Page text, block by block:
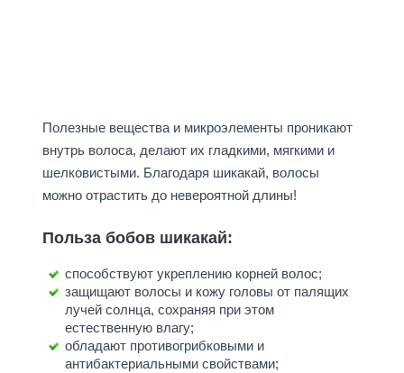
Полезные вещества и микроэлементы проникают
внутрь волоса, делают их гладкими, мягкими и
шелковистыми. Благодаря шикакай, волосы
можно отрастить до невероятной длины!
Польза бобов шикакай:
способствуют укреплению корней волос;
защищают волосы и кожу головы от палящих
лучей солнца, сохраняя при этом
естественную влагу;
обладают противогрибковыми и
антибактериальными свойствами;